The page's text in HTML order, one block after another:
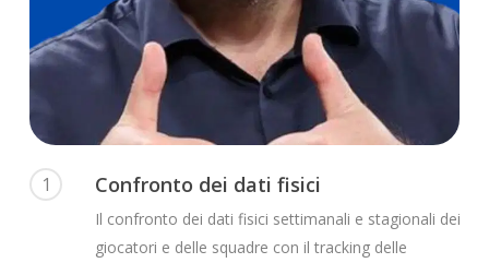
1 Confronto dei dati fisici
Il confronto dei dati fisici settimanali e stagionali dei
giocatori e delle squadre con il tracking delle